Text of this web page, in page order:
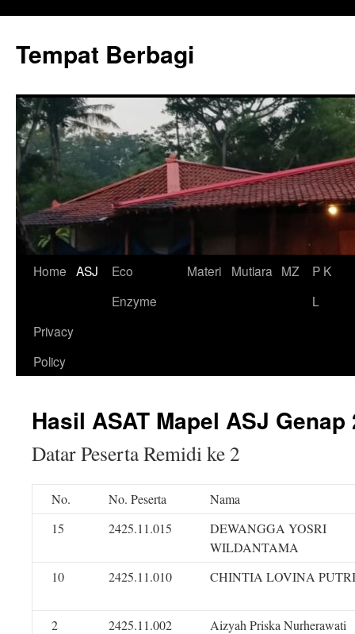
Tempat Berbagi
Skip
content
Home ASJ
Eco
Enzyme
Materi Mutiara MZ
P K
L
Privacy
Policy
Hasil ASAT Mapel ASJ Genap
Datar Peserta Remidi ke 2
No. No. Peserta
Nama
15
2425.11.015
DEWANGGA YOSRI
WILDANTAMA
10
2425.11.010 CHINTIA LOVINA PUTRI
2 2425.11.002 Aizyah Priska Nurherawati